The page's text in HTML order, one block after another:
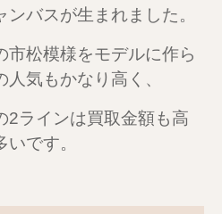
バスが生まれました。
市松模様をモデルに作ら
気もかなり高く、
2ラインは買取金額も高
です。